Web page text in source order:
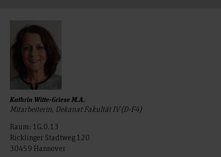
Kathrin Witte-Griese M.A.
Mitarbeiterin, Dekanat Fakultät IV (D-F4)
Raum: 1G.0.13
Ricklinger Stadtweg 120
30459 Hannover